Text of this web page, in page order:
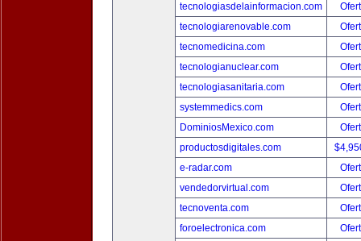
tecnologiasdelainformacion.com
tecnologiarenovable.com
tecnomedicina.com
tecnologianuclear.com
tecnologiasanitaria.com
systemmedics.com
DominiosMexico.com
productosdigitales.com
e-radar.com
vendedorvirtual.com
tecnoventa.com
foroelectronica.com